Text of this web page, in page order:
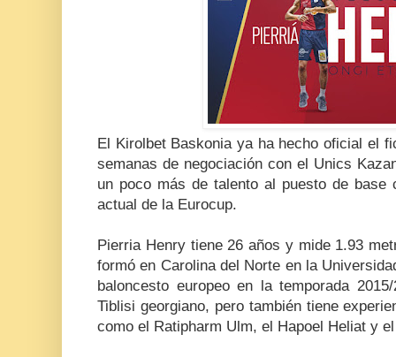
El Kirolbet Baskonia ya ha hecho oficial el
semanas de negociación con el Unics
un poco más de talento al puesto de base
actual de la Eurocup.
Pierria Henry tiene 26 años y mide 1.93
formó en Carolina del Norte en la
baloncesto europeo en la temporada
Tiblisi georgiano, pero también tiene
como el Ratipharm Ulm, el Hapoel Heliat y